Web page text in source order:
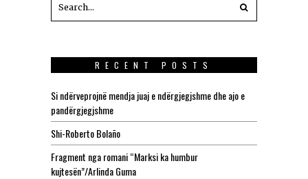
RECENT POSTS
Si ndërveprojnë mendja juaj e ndërgjegjshme dhe ajo e
pandërgjegjshme
Shi-Roberto Bolaño
Fragment nga romani “Marksi ka humbur
kujtesën”/Arlinda Guma